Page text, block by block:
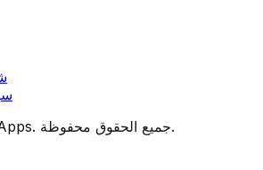
جميع الحقوق محفوظة.